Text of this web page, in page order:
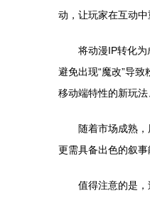
动，让玩家在互动中
将动漫IP转化为
避免出现“魔改”导
移动端特性的新玩
随着市场成熟
更需具备出色的叙
值得注意的是